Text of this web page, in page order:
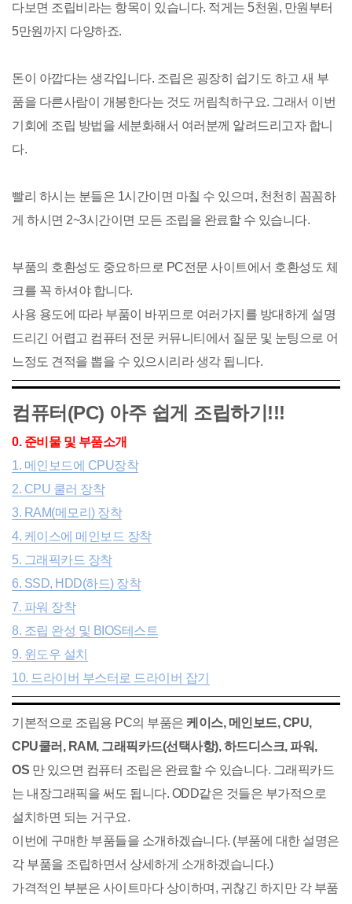
다보면 조립비라는 항목이 있습니다. 적게는 5천원, 만원부터
5만원까지 다양하죠.
돈이 아깝다는 생각입니다. 조립은 굉장히 쉽기도 하고 새 부
품을 다른사람이 개봉한다는 것도 꺼림칙하구요. 그래서 이번
기회에 조립 방법을 세분화해서 여러분께 알려드리고자 합니
다.
빨리 하시는 분들은 1시간이면 마칠 수 있으며, 천천히 꼼꼼하
게 하시면 2~3시간이면 모든 조립을 완료할 수 있습니다.
부품의 호환성도 중요하므로 PC전문 사이트에서 호환성도 체
크를 꼭 하셔야 합니다.
사용 용도에 따라 부품이 바뀌므로 여러가지를 방대하게 설명
드리긴 어렵고 컴퓨터 전문 커뮤니티에서 질문 및 눈팅으로 어
느정도 견적을 뽑을 수 있으시리라 생각 됩니다.
컴퓨터(PC) 아주 쉽게 조립하기!!!
0. 준비물 및 부품소개
1. 메인보드에 CPU장착
2. CPU 쿨러 장착
3. RAM(메모리) 장착
4. 케이스에 메인보드 장착
5. 그래픽카드 장착
6. SSD, HDD(하드) 장착
7. 파워 장착
8. 조립 완성 및 BIOS테스트
9. 윈도우 설치
10. 드라이버 부스터로 드라이버 잡기
기본적으로 조립용 PC의 부품은 케이스, 메인보드, CPU,
CPU쿨러, RAM, 그래픽카드(선택사항), 하드디스크, 파워,
OS 만 있으면 컴퓨터 조립은 완료할 수 있습니다. 그래픽카드
는 내장그래픽을 써도 됩니다. ODD같은 것들은 부가적으로
설치하면 되는 거구요.
이번에 구매한 부품들을 소개하겠습니다. (부품에 대한 설명은
각 부품을 조립하면서 상세하게 소개하겠습니다.)
가격적인 부분은 사이트마다 상이하며, 귀찮긴 하지만 각 부품